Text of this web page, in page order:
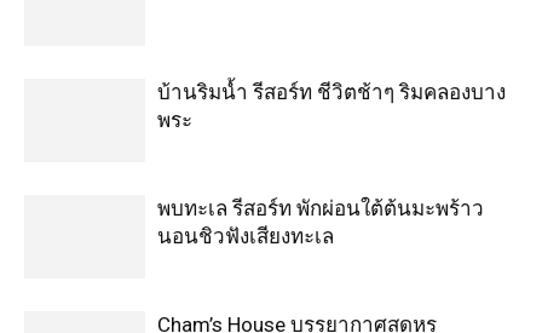
บ้านริมน้ำ รีสอร์ท ชีวิตช้าๆ ริมคลองบาง
พระ
พบทะเล รีสอร์ท พักผ่อนใต้ต้นมะพร้าว
นอนชิวฟังเสียงทะเล
Cham’s House บรรยากาศสุดหรู